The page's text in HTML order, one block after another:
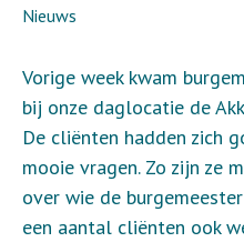
Nieuws
Vorige week kwam
bij onze daglocatie de
De cliënten hadden zich
mooie vragen. Zo zijn ze
over wie de
een aantal cliënten ook